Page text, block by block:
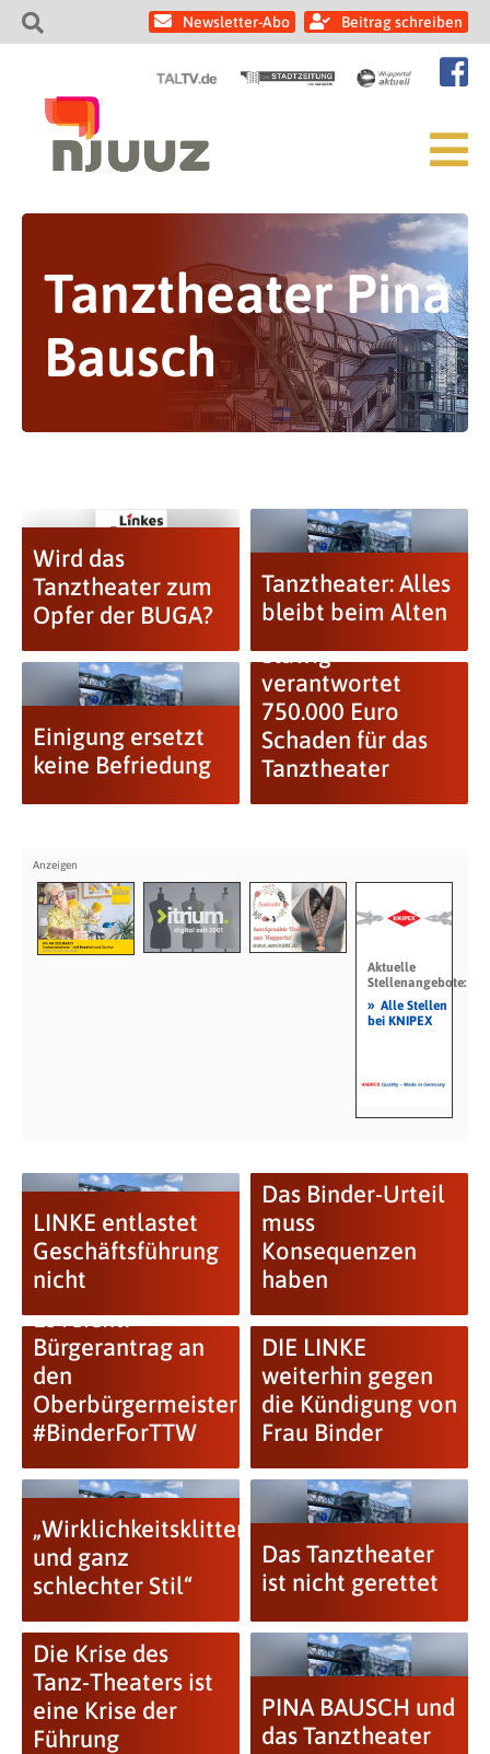
Newsletter-Abo Beitrag schreiben
Tanztheater Pina
Bausch
Wird das
Tanztheater zum
Opfer der BUGA?
Tanztheater: Alles
bleibt beim Alten
Einigung ersetzt
keine Befriedung
Slawig
verantwortet
750.000 Euro
Schaden für das
Tanztheater
Aktuelle
Stellenangebote:
» Alle Stellen
bei KNIPEX
LINKE entlastet
Geschäftsführung
nicht
Das Binder-Urteil
muss
Konsequenzen
haben
Es reicht!
Bürgerantrag an
den
Oberbürgermeister
#BinderForTTW
DIE LINKE
weiterhin gegen
die Kündigung von
Frau Binder
„Wirklichkeitsklitterung
und ganz
schlechter Stil“
Das Tanztheater
ist nicht gerettet
Die Krise des
Tanz-Theaters ist
eine Krise der
Führung
PINA BAUSCH und
das Tanztheater